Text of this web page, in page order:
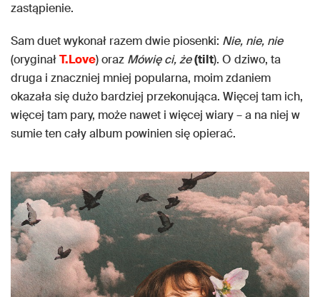
zastąpienie.
Sam duet wykonał razem dwie piosenki: Nie, nie, nie
(oryginałT.Love) oraz Mówię ci, że(tilt). O dziwo, ta
druga i znaczniej mniej popularna, moim zdaniem
okazała się dużo bardziej przekonująca. Więcej tam ich,
więcej tam pary, może nawet i więcej wiary – a na niej w
sumie ten cały album powinien się opierać.